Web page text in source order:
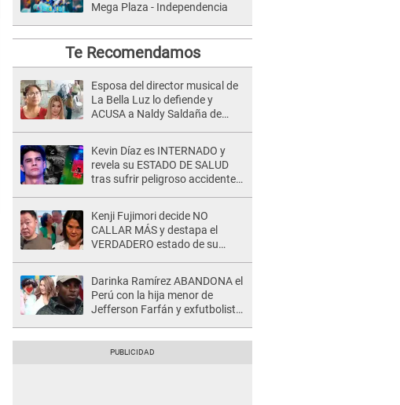
Mega Plaza - Independencia
Te Recomendamos
Esposa del director musical de
La Bella Luz lo defiende y
ACUSA a Naldy Saldaña de
Kevin Díaz es INTERNADO y
revela su ESTADO DE SALUD
tras sufrir peligroso accidente
Kenji Fujimori decide NO
CALLAR MÁS y destapa el
VERDADERO estado de su
suegra..."
Darinka Ramírez ABANDONA el
Perú con la hija menor de
Jefferson Farfán y exfutbolista